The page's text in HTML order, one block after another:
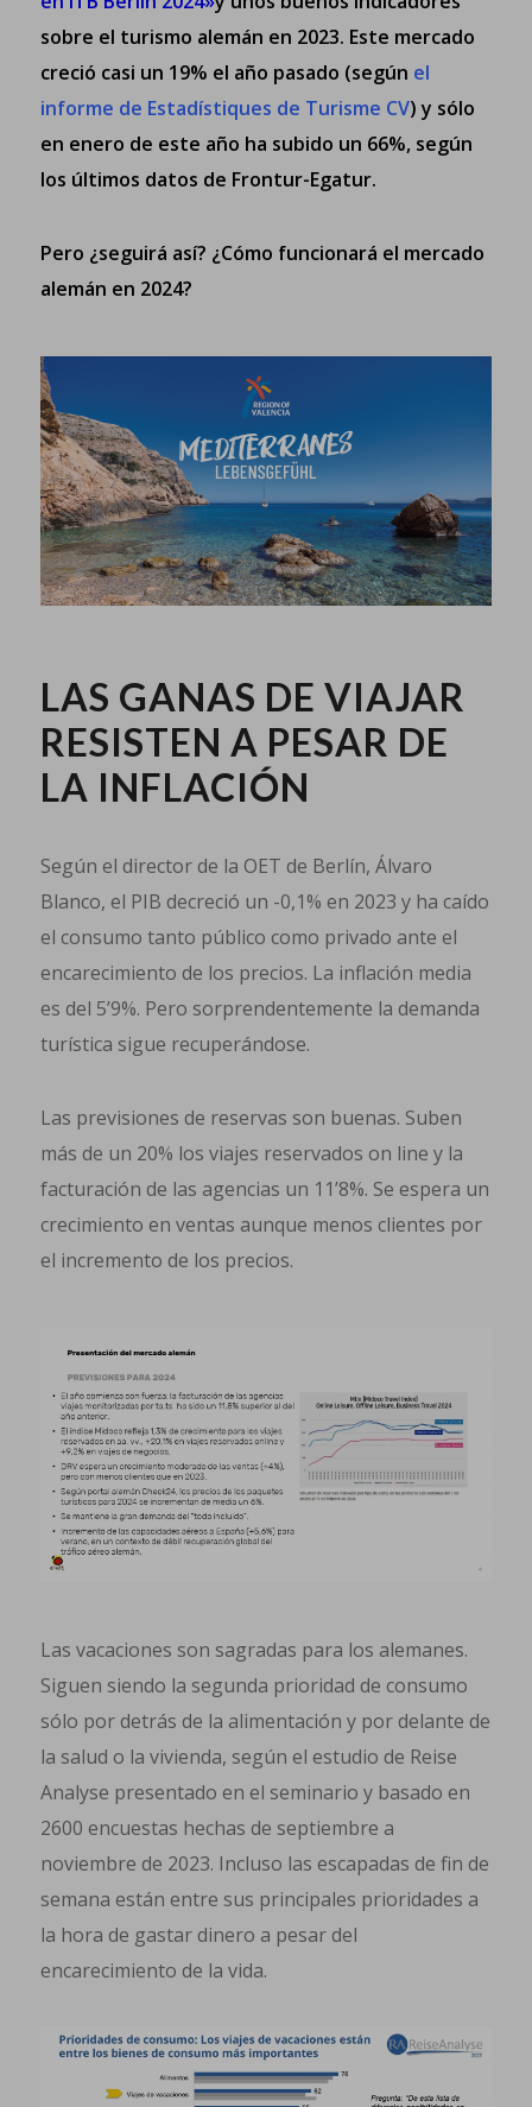
sobre el turismo alemán en 2023. Este mercado
creció casi un 19% el año pasado (según el
informe de Estadístiques de Turisme CV) y sólo
en enero de este año ha subido un 66%,según
los últimos datos de Frontur-Egatur.
Pero ¿seguirá así? ¿Cómo funcionará el mercado
alemán en 2024?
LAS GANAS DE VIAJAR
RESISTEN A PESAR DE
LA INFLACIÓN
Según el director de la OET de Berlín, Álvaro
Blanco, el PIB decreció un -0,1% en 2023 y ha caído
el consumo tanto público como privado ante el
encarecimiento de los precios. La inflación media
es del 5’9%. Pero sorprendentemente la demanda
turística sigue recuperándose.
Las previsiones de reservas son buenas. Suben
más de un 20% los viajes reservados on line y la
facturación de las agencias un 11’8%. Se espera un
crecimiento en ventas aunque menos clientes por
el incremento de los precios.
Las vacaciones son sagradas para los alemanes.
Siguen siendo la segunda prioridad de consumo
sólo por detrás de la alimentación y por delante de
la salud o la vivienda, según el estudio de Reise
Analyse presentado en el seminario y basado en
2600 encuestas hechas de septiembre a
noviembre de 2023. Incluso las escapadas de fin de
semana están entre sus principales prioridades a
la hora de gastar dinero a pesar del
encarecimiento de la vida.